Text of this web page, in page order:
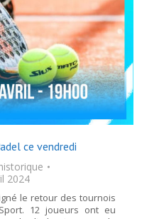
ce vendredi
2024
le retour des tournois
12 joueurs ont eu